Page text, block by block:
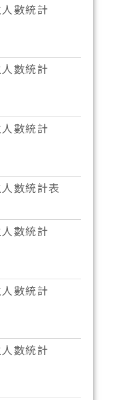
數統計
數統計
數統計
數統計表
數統計
數統計
數統計